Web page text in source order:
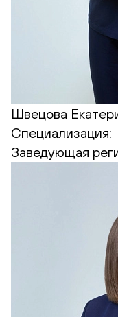
Швецова
Специализация:
Заведующая